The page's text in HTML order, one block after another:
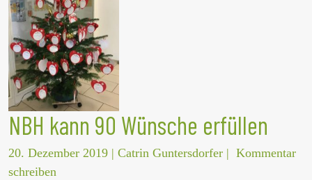
NBH kann 90 Wünsche erfüllen
20. Dezember 2019 | Catrin Guntersdorfer | Kommentar
schreiben